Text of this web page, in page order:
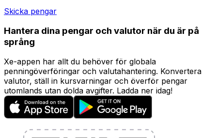
Skicka pengar
Hantera dina pengar och valutor när du är på
språng
Xe-appen har allt du behöver för globala
penningöverföringar och valutahantering. Konvertera
valutor, ställ in kursvarningar och överför pengar
utomlands utan dolda avgifter. Ladda ner idag!